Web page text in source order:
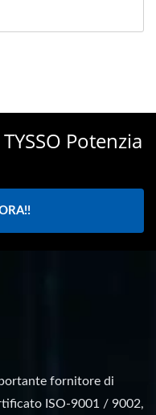
Potenzia
fornitore di
ISO-9001 / 9002,